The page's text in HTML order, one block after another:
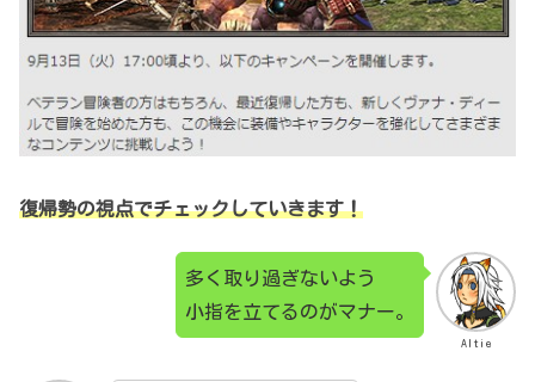
復帰勢の視点でチェックしていきます！
Altie
多く取り過ぎないよう
小指を立てるのがマナー。